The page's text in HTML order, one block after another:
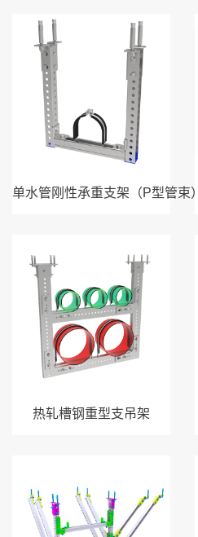
单水管刚性承重支架（P型管束）
热轧槽钢重型支吊架